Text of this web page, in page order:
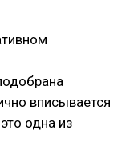
вписывается
одна из